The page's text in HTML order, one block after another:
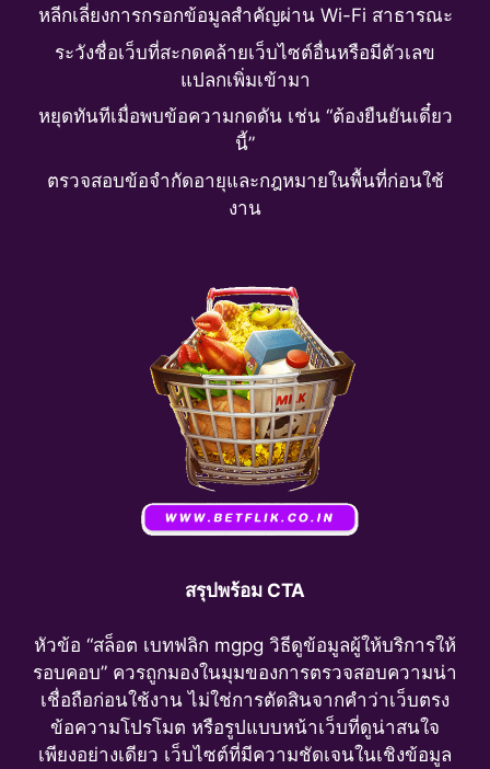
หลีกเลี่ยงการกรอกข้อมูลสำคัญผ่าน Wi-Fi สาธารณะ
ระวังชื่อเว็บที่สะกดคล้ายเว็บไซต์อื่นหรือมีตัวเลข
แปลกเพิ่มเข้ามา
หยุดทันทีเมื่อพบข้อความกดดัน เช่น “ต้องยืนยันเดี๋ยว
นี้”
ตรวจสอบข้อจำกัดอายุและกฎหมายในพื้นที่ก่อนใช้
งาน
สรุปพร้อม CTA
หัวข้อ “สล็อต เบทฟลิก mgpg วิธีดูข้อมูลผู้ให้บริการให้
รอบคอบ” ควรถูกมองในมุมของการตรวจสอบความน่า
เชื่อถือก่อนใช้งาน ไม่ใช่การตัดสินจากคำว่าเว็บตรง
ข้อความโปรโมต หรือรูปแบบหน้าเว็บที่ดูน่าสนใจ
เพียงอย่างเดียว เว็บไซต์ที่มีความชัดเจนในเชิงข้อมูล